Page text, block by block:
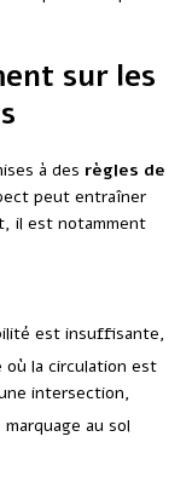
sur les
à des règles de
peut entraîner
il est notamment
est insuffisante,
où la circulation est
intersection,
au sol